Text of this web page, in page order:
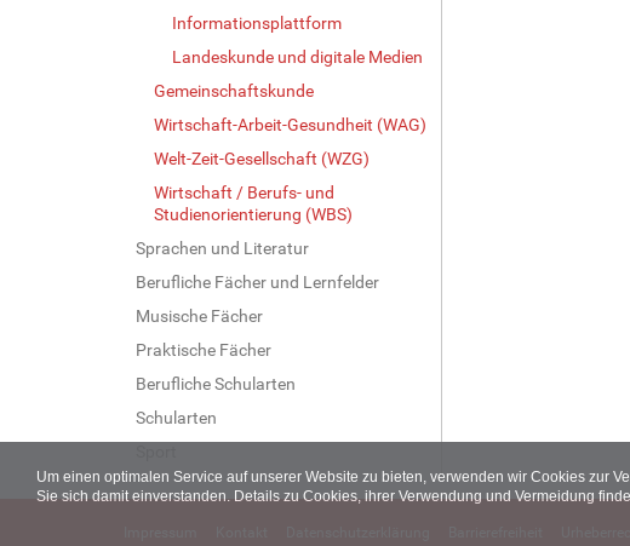
Um einen optimalen Service auf unserer Website zu bieten, verwenden wir Cookies zur
Sie sich damit einverstanden. Details zu Cookies, ihrer Verwendung und Vermeidung
Informationsplattform
Landeskunde und digitale Medien
Gemeinschaftskunde
Wirtschaft-Arbeit-Gesundheit (WAG)
Welt-Zeit-Gesellschaft (WZG)
Wirtschaft / Berufs- und
Studienorientierung (WBS)
Sprachen und Literatur
Berufliche Fächer und Lernfelder
Musische Fächer
Praktische Fächer
Berufliche Schularten
Schularten